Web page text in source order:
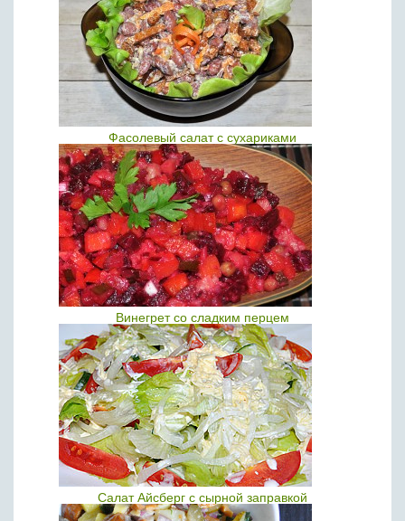
Фасолевый салат с сухариками
Винегрет со сладким перцем
Салат Айсберг с сырной заправкой